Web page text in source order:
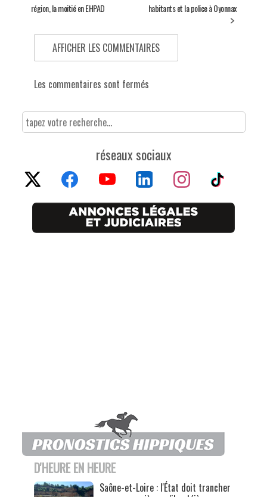
région, la moitié en EHPAD
habitants et la police à Oyonnax
AFFICHER LES COMMENTAIRES
Les commentaires sont fermés
réseaux sociaux
D'HEURE EN HEURE
Saône-et-Loire : l'État doit trancher